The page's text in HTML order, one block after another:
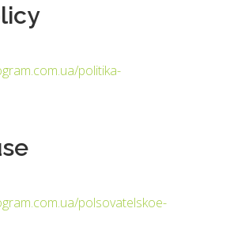
politika-
polsovatelskoe-